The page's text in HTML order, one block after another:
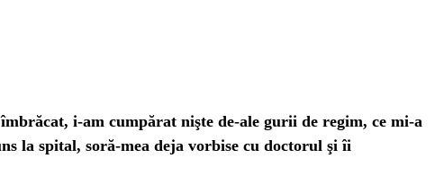
i-am cumpărat nişte de-ale gurii de regim, ce mi-a
la spital, soră-mea deja vorbise cu doctorul şi îi